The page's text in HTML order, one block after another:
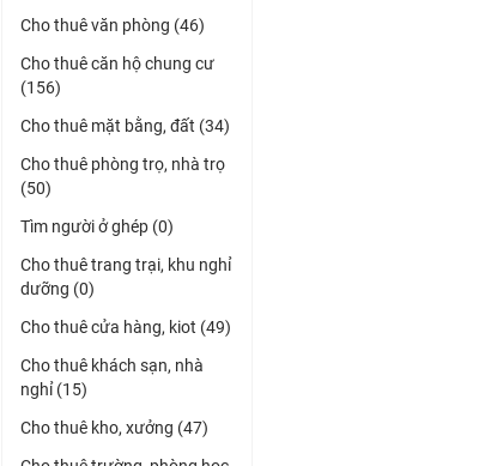
Cho thuê văn phòng (46)
Cho thuê căn hộ chung cư
(156)
Cho thuê mặt bằng, đất (34)
Cho thuê phòng trọ, nhà trọ
(50)
Tìm người ở ghép (0)
Cho thuê trang trại, khu nghỉ
dưỡng (0)
Cho thuê cửa hàng, kiot (49)
Cho thuê khách sạn, nhà
nghỉ (15)
Cho thuê kho, xưởng (47)